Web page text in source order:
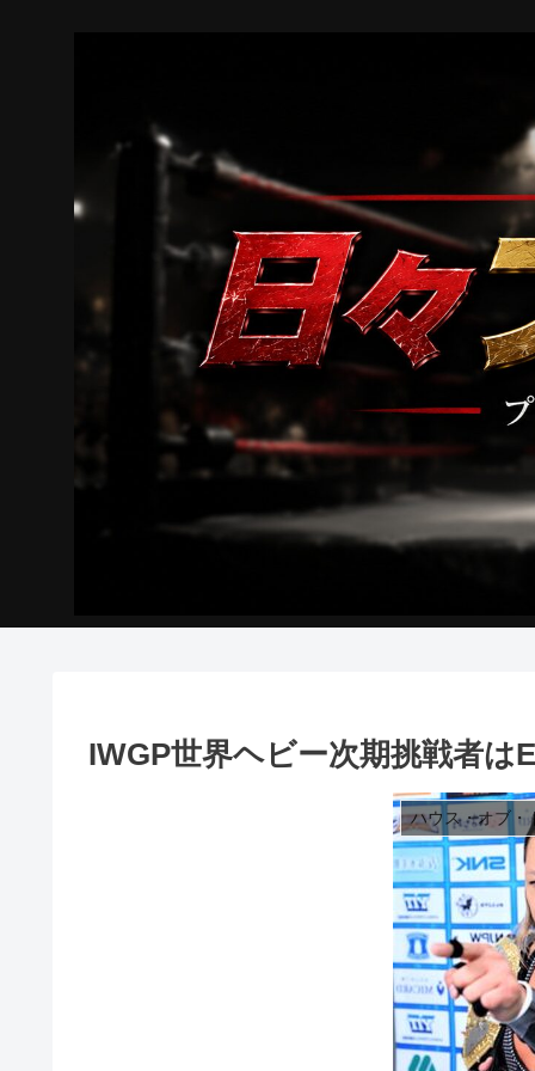
IWGP世界ヘビー次期挑戦者は
ハウス・オブ・